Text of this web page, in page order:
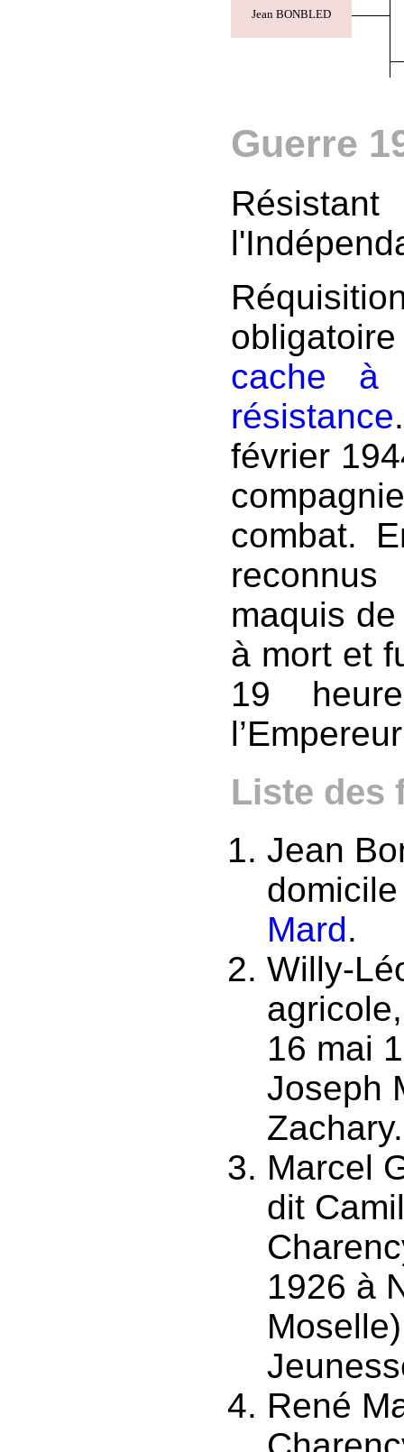
Jean BONBLED
Guerre
cache
résistance
février
combat.
maquis
à mort et
19
Liste des
Jean
Mard.
Willy-
16 mai
Joseph
Zachary.
Marcel
dit
1926 à
René